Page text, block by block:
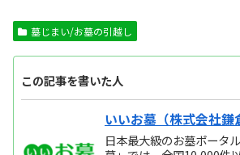
墓じまい/お墓の引越し
この記事を書いた人
いいお墓（株式会社鎌
日本最大級のお墓ポータ